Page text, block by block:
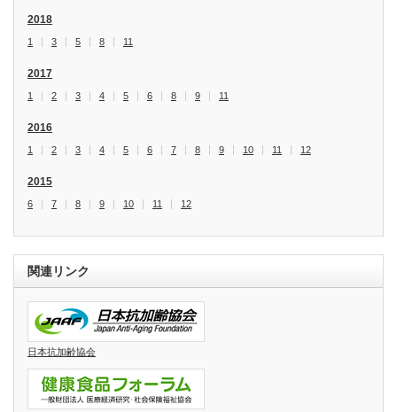
2018
1 3 5 8 11
2017
1 2 3 4 5 6 8 9 11
2016
1 2 3 4 5 6 7 8 9 10 11 12
2015
6 7 8 9 10 11 12
関連リンク
日本抗加齢協会